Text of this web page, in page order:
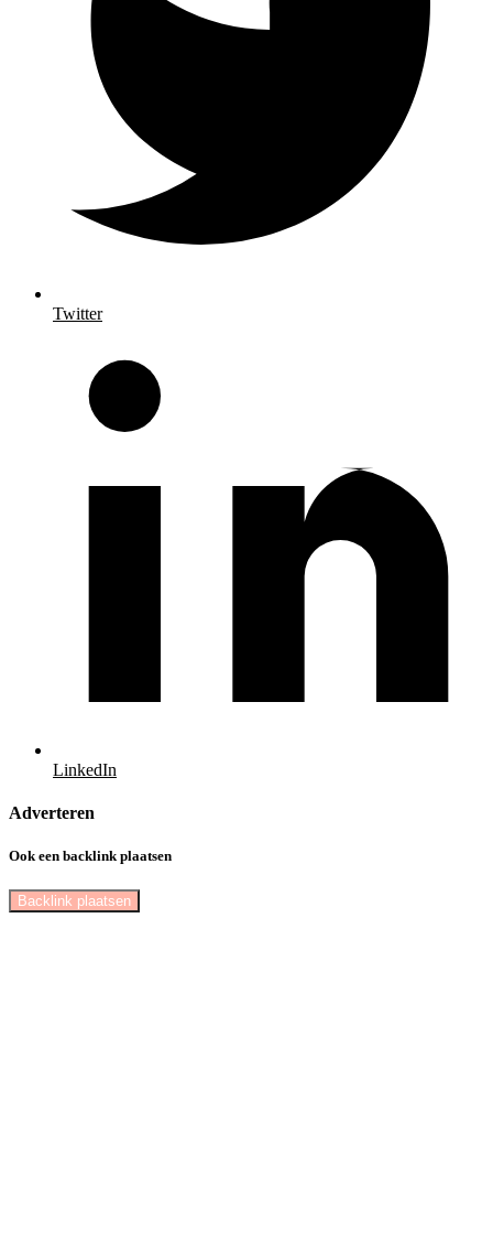
Twitter
LinkedIn
Adverteren
Ook een backlink plaatsen
Backlink plaatsen